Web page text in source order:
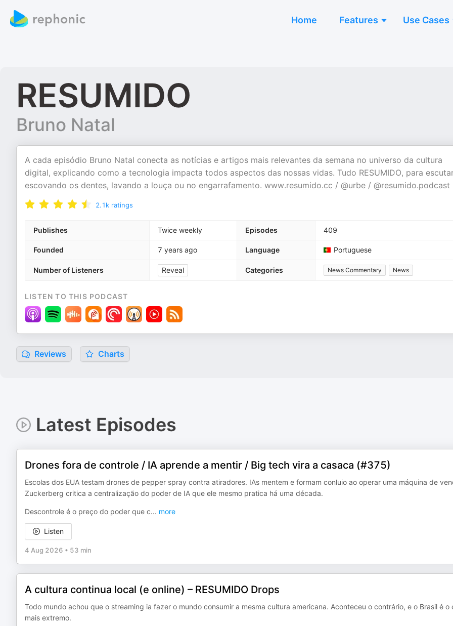
Home Features Use Cases
RESUMIDO
Bruno Natal
A cada episódio Bruno Natal conecta as notícias e artigos mais relevantes da semana no universo da cultura
digital, explicando como a tecnologia impacta todos aspectos das nossas vidas. Tudo RESUMIDO, para
escovando os dentes, lavando a louça ou no engarrafamento. www.resumido.cc / @urbe / @resumido.podcast
2.1k ratings
Publishes Twice weekly Episodes 409
Founded 7 years ago Language Portuguese
Number of Listeners Reveal Categories News Commentary News
LISTEN TO THIS PODCAST
Reviews Charts
Latest Episodes
Drones fora de controle / IA aprende a mentir / Big tech vira a casaca (#375)
Escolas dos EUA testam drones de pepper spray contra atiradores. IAs mentem e formam conluio ao operar uma máquina de
Zuckerberg critica a centralização do poder de IA que ele mesmo pratica há uma década.
Descontrole é o preço do poder que c... more
Listen
4 Aug 2026 • 53 min
A cultura continua local (e online) – RESUMIDO Drops
Todo mundo achou que o streaming ia fazer o mundo consumir a mesma cultura americana. Aconteceu o contrário, e o Brasil é o
mais extremo.